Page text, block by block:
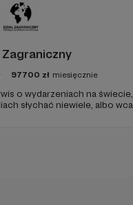
Zagraniczny
97700 zł miesięcznie
o wydarzeniach na
słychać niewiele, albo